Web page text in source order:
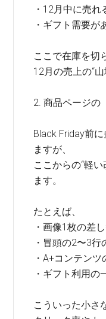
・12月中に売れ
・ギフト需要が
ここで在庫を切
12月の売上の“
2. 商品ページの
Black Friday前
ますが、
ここからの“軽
ます。
たとえば、
・画像1枚の差
・冒頭の2〜3行
・A+コンテンツ
・ギフト利用の
こういった小さ